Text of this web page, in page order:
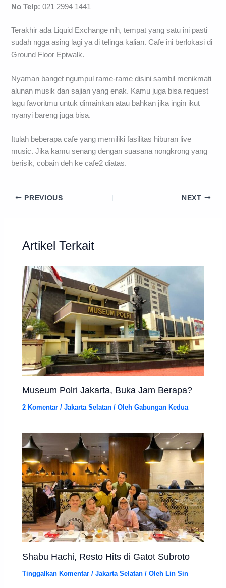
No Telp: 021 2994 1441
Terakhir ada Liquid Exchange nih, tempat yang satu ini pasti
sudah ngga asing lagi ya di telinga kalian. Cafe ini berlokasi di
Ground Floor Epiwalk.
Nyaman banget ngumpul rame-rame disini sambil menikmati
alunan musik dan sajian yang enak. Kamu juga bisa request
lagu favoritmu untuk dimainkan atau bahkan jika ingin ikut
nyanyi bareng juga bisa.
Itulah beberapa cafe yang memiliki fasilitas hiburan live
music. Jika kamu senang dengan suasana nongkrong yang
berisik, cobain deh ke cafe2 diatas.
PREVIOUS NEXT
Artikel Terkait
Museum Polri Jakarta, Buka Jam Berapa?
2 Komentar /Jakarta Selatan / OlehGabungan Kedua
Shabu Hachi, Resto Hits di Gatot Subroto
Tinggalkan Komentar /Jakarta Selatan / Oleh Lin Sin